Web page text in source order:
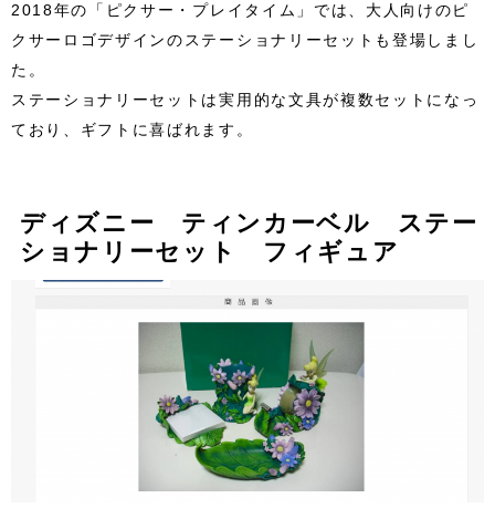
2018年の「ピクサー・プレイタイム」では、大人向けのピ
クサーロゴデザインのステーショナリーセットも登場しまし
た。
ステーショナリーセットは実用的な文具が複数セットになっ
ており、ギフトに喜ばれます。
ディズニー ティンカーベル ステー
ショナリーセット フィギュア